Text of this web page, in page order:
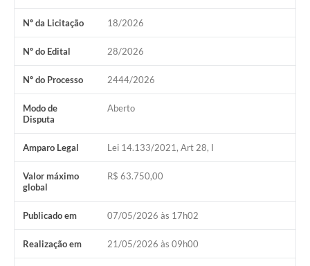
Nº da Licitação 18/2026
Nº do Edital 28/2026
Nº do Processo 2444/2026
Modo de
Disputa
Aberto
Amparo Legal Lei 14.133/2021, Art 28, I
Valor máximo
global
R$ 63.750,00
Publicado em 07/05/2026 às 17h02
Realização em 21/05/2026 às 09h00